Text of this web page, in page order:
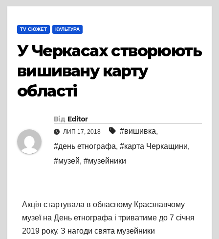
TV СЮЖЕТ КУЛЬТУРА
У Черкасах створюють
вишивану карту
області
Від Editor
ЛИП 17, 2018 #вишивка,
#день етнографа, #карта Черкащини,
#музей, #музейники
Акція стартувала в обласному Краєзнавчому
музеї на День етнографа і триватиме до 7 січня
2019 року. З нагоди свята музейники